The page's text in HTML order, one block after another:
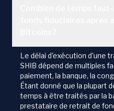
Le délai d'exécution d'une
SHIB dépend de multiples
paiement, la banque, la
Étant donné que la plupart
temps à être traités par la
prestataire de retrait de